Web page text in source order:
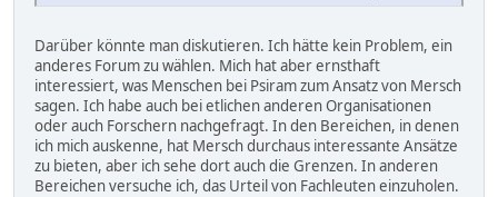
Darüber könnte man diskutieren. Ich hätte kein Problem, ein
anderes Forum zu wählen. Mich hat aber ernsthaft
interessiert, was Menschen bei Psiram zum Ansatz von Mersch
sagen. Ich habe auch bei etlichen anderen Organisationen
oder auch Forschern nachgefragt. In den Bereichen, in denen
ich mich auskenne, hat Mersch durchaus interessante Ansätze
zu bieten, aber ich sehe dort auch die Grenzen. In anderen
Bereichen versuche ich, das Urteil von Fachleuten einzuholen.